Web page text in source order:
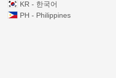
KR - 한국어
PH - Philippines